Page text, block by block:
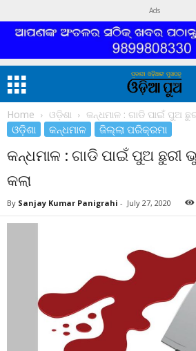
Ads
Home ଓଡ଼ିଶା କନ୍ଧମାଳ : ଗାଡି ପାଇଁ ପୁଅ
ଓଡ଼ିଶା କନ୍ଧମାଳ ଜିଲ୍ଲା ପରିକ୍ରମା
କନ୍ଧମାଳ : ଗାଡି ପାଇଁ ପୁଅ ଛୁରୀ
କଲା
By Sanjay Kumar Panigrahi - July 27, 2020